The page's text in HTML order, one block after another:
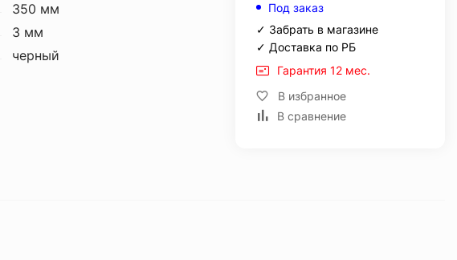
350 мм
3 мм
черный
Под заказ
✓ Забрать в магазине
✓ Доставка по РБ
Гарантия 12 мес.
В избранное
В сравнение